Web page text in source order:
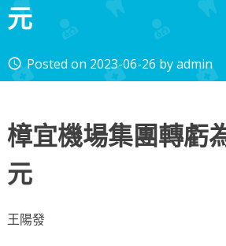
元
access_time Posted on 2023-06-26 byadmin
樟宜機場集團轉虧
元
王陽發